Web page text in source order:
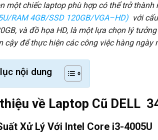
một chiếc laptop phù hợp có thể trở thành
RAM 4GB/SSD 120GB/VGA–HD) với
và đồ họa HD, là một lựa chọn lý
cậy để thực hiện các công việc hàng ngày
nội dung
về Laptop Cũ DELL
Xử Lý Với Intel Core i3-4005U